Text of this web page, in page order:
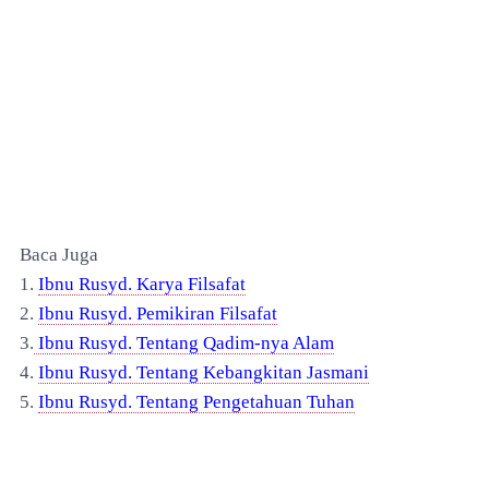
Baca Juga
1. Ibnu Rusyd. Karya Filsafat
2. Ibnu Rusyd. Pemikiran Filsafat
3. Ibnu Rusyd. Tentang Qadim-nya Alam
4. Ibnu Rusyd. Tentang Kebangkitan Jasmani
5. Ibnu Rusyd. Tentang Pengetahuan Tuhan